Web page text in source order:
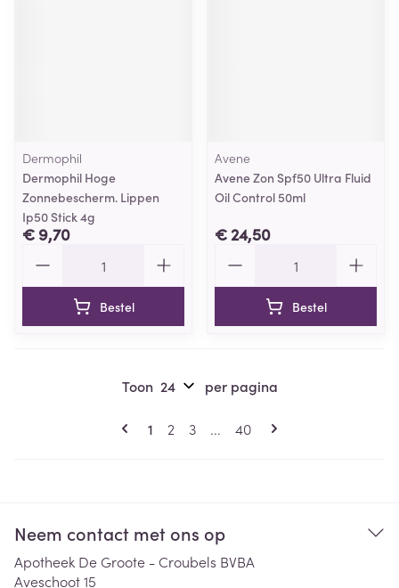
Dermophil
Dermophil Hoge
Zonnebescherm. Lippen
Ip50 Stick 4g
€ 9,70
Bestel
Avene
Avene Zon Spf50 Ultra Fluid
Oil Control 50ml
€ 24,50
Bestel
Pagina's
U lees momenteel pagina
1 Pagina
2 Pagina
3 ... Pagina
40
Toon per pagina
Neem contact met ons op
Apotheek De Groote - Croubels BVBA
Aveschoot 15